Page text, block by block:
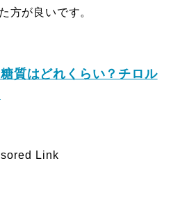
方が良いです。
質はどれくらい？チロル
Link